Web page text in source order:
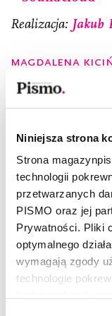
Niniejsza strona
Strona
technologii
przetwarzanych
PISMO oraz jej
Prywatności. Pliki
optymalnego
wymagają zgody
technologie
Realizacja: Jakub
Magdalena
latach 2019–2024.
Mediów, członkini
m.in. Nagrody
Dziećmi Alkoholików
Poznańskiej
Małgorzatą Lebdą)
Wykładowczyni